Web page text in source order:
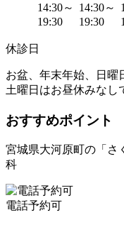
14:30～
19:30
14:30～
19:30
休診日
お盆、年末年始、日曜
土曜日はお昼休みなし
おすすめポイント
宮城県大河原町の「さ
科
電話予約可